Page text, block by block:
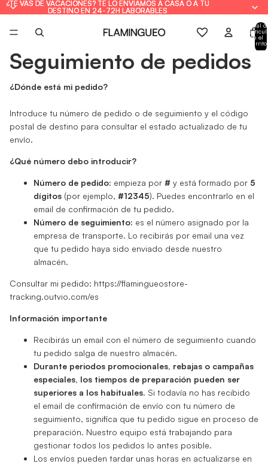
¿TE VAS DE VACACIONES? TE LO ENVIAMOS A CASA O A TU
DESTINO EN 24-72H LABORABLES
¿TE VAS DE VACACIONES? TE LO ENVIAMOS A CASA O A TU
DESTINO EN 24-72H LABORABLES
Total
en el
carrito:
Seguimiento de pedidos
¿Dónde está mi pedido?
Introduce tu número de pedido o de seguimiento y el código
postal de destino para consultar el estado actualizado de tu
envío.
¿Qué número debo introducir?
Número de pedido: empieza por # y está formado por 5
dígitos (por ejemplo, #12345). Puedes encontrarlo en el
email de confirmación de tu pedido.
Número de seguimiento: es el número asignado por la
empresa de transporte. Lo recibirás por email una vez
que tu pedido haya sido enviado desde nuestro
almacén.
Consultar mi pedido: https://flamingueostore-
tracking.outvio.com/es
Información importante
Recibirás un email con el número de seguimiento cuando
tu pedido salga de nuestro almacén.
Durante periodos promocionales, rebajas o campañas
especiales, los tiempos de preparación pueden ser
superiores a los habituales. Si todavía no has recibido
el email de confirmación de envío con tu número de
seguimiento, significa que tu pedido sigue en proceso de
preparación. Nuestro equipo está trabajando para
gestionar todos los pedidos lo antes posible.
Los envíos pueden tardar unas horas en actualizarse en